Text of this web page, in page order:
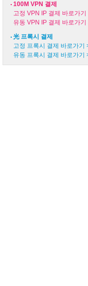
100M VPN 결제
고정 VPN IP 결제 바로가기
유동 VPN IP 결제 바로가기
光 프록시 결제
고정 프록시 결제 바로가기
유동 프록시 결제 바로가기